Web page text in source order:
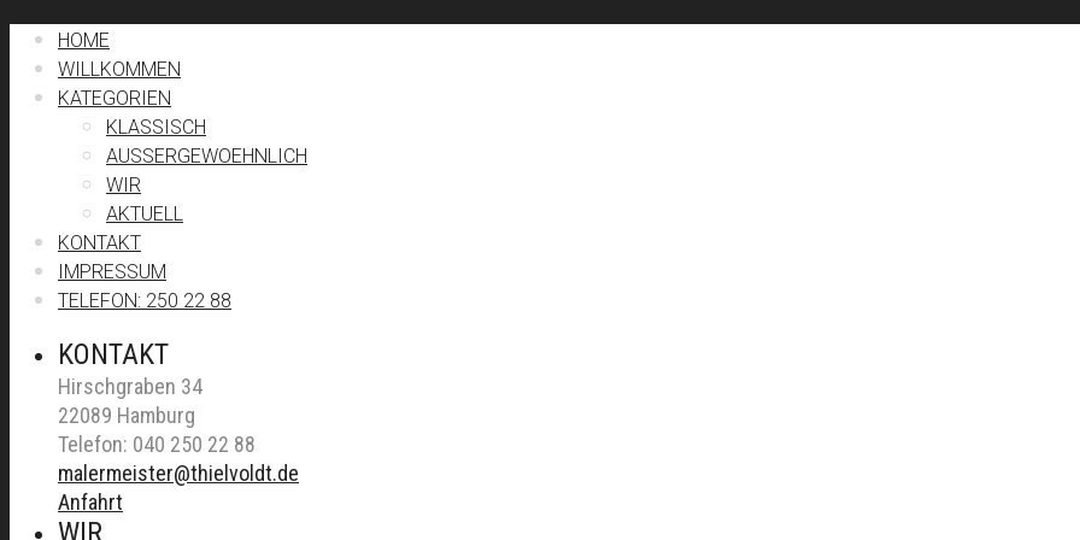
HOME
WILLKOMMEN
KATEGORIEN
KLASSISCH
AUSSERGEWOEHNLICH
WIR
AKTUELL
KONTAKT
IMPRESSUM
TELEFON: 250 22 88
KONTAKT
Hirschgraben 34
22089 Hamburg
Telefon: 040 250 22 88
malermeister@thielvoldt.de
Anfahrt
WIR